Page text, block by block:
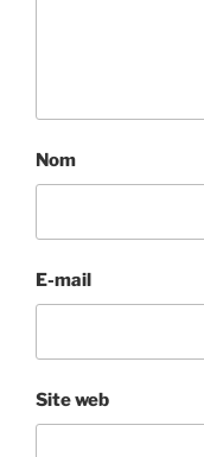
Nom
E-mail
Site web